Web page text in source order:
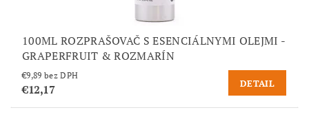
100ML ROZPRAŠOVAČ S ESENCIÁLNYMI OLEJMI -
GRAPERFRUIT & ROZMARÍN
€9,89 bez DPH
€12,17 DETAIL